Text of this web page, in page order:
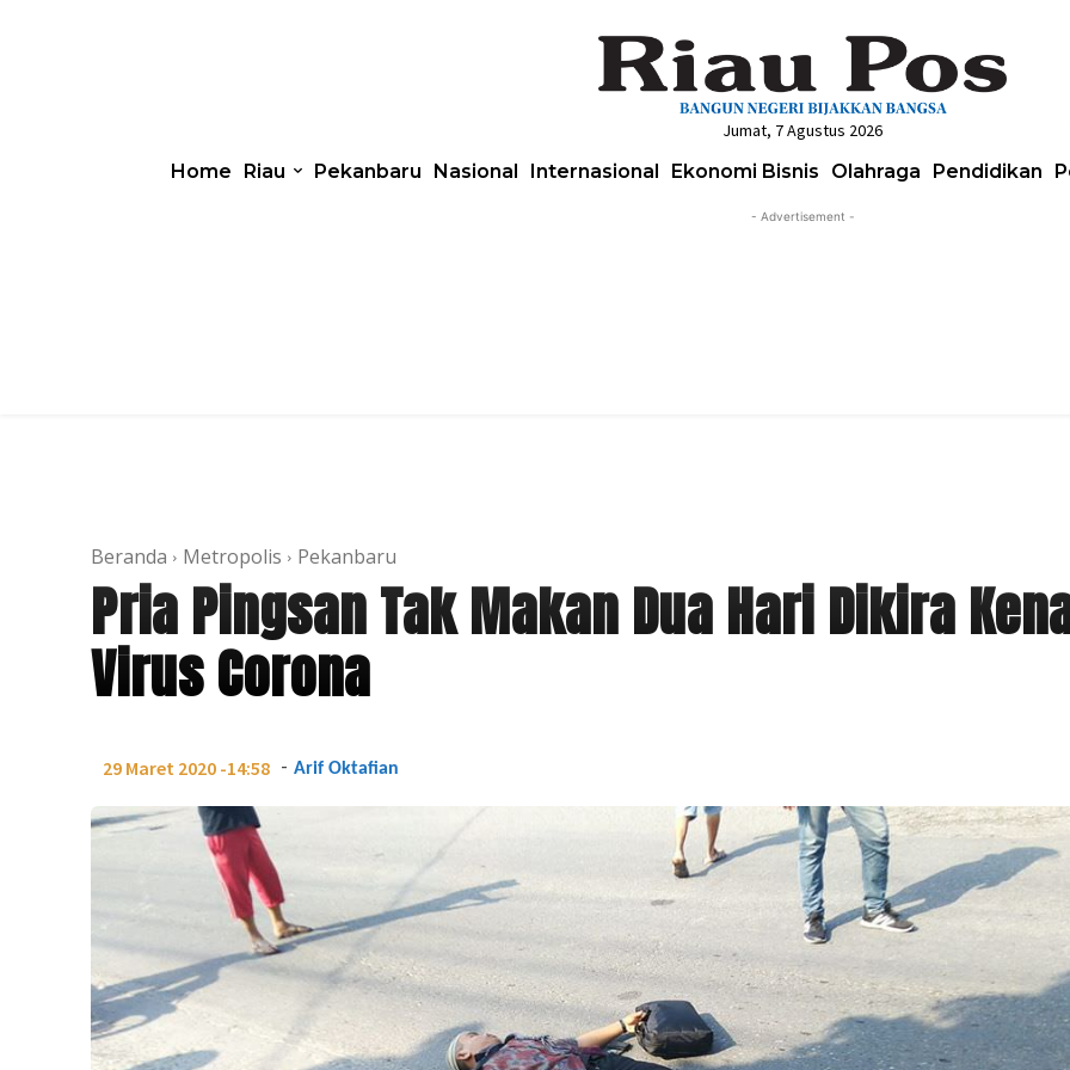
Jumat, 7 Agustus 2026
Home Riau Pekanbaru Nasional Internasional Ekonomi Bisnis Olahraga Pendidikan
- Advertisement -
Beranda Metropolis Pekanbaru
Pria Pingsan Tak Makan Dua Hari Dikira
Virus Corona
29 Maret 2020 -14:58 - Arif Oktafian